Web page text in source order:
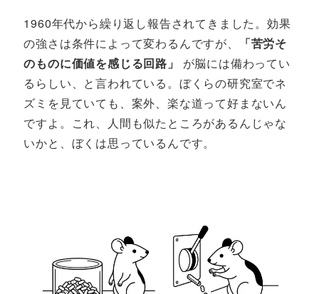
1960年代から繰り返し報告されてきました。効果
の強さは条件によって変わるんですが、
「苦労そ
のものに価値を感じる回路」
が脳には備わってい
るらしい、と言われている。ぼくらの研究室でネ
ズミを見ていても、案外、楽な道って好まないん
ですよ。これ、人間も似たところがあるんじゃな
いかと、ぼくは思っているんです。